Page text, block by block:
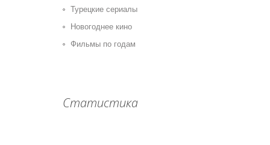
Турецкие сериалы
Новогоднее кино
Фильмы по годам
Статистика